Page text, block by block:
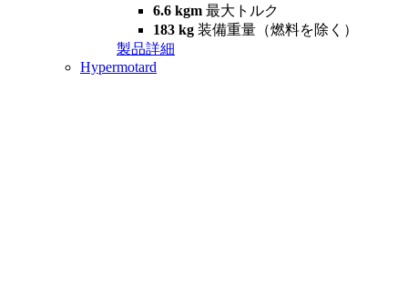
6.6 kgm 最大トルク
183 kg 装備重量（燃料を除く）
製品詳細
Hypermotard